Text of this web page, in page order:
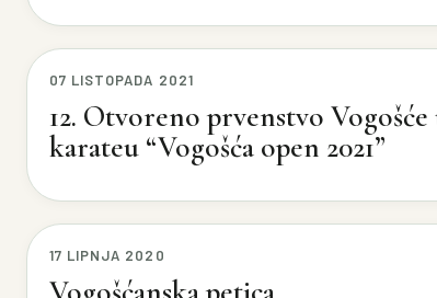
07 LISTOPADA 2021
12. Otvoreno prvenstvo Vogošće
karateu “Vogošća open 2021”
17 LIPNJA 2020